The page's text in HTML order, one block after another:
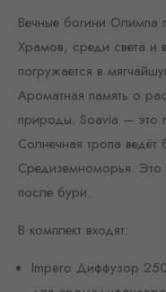
Вечные богини Олимпа
Храмов, среди света и
погружается в
Ароматная память о
природы. Soavia — это
Солнечная тропа ведёт
Средиземноморья.
после бури.
В комплект входят:
Impero Диффузор